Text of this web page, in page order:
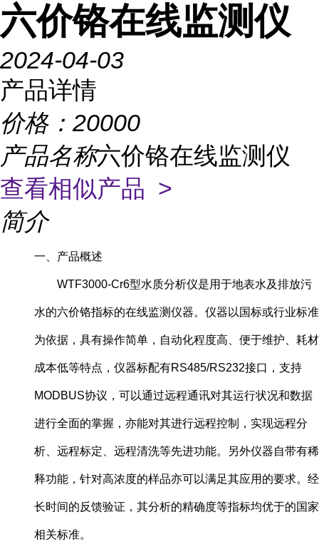
六价铬在线监测仪
2024-04-03
产品详情
价格： 20000
产品名称六价铬在线监测仪
查看相似产品 >
简介
一、产品概述
WTF3000-Cr6型水质分析仪是用于地表水及排放污
水的六价铬指标的在线监测仪器。仪器以国标或行业标准
为依据，具有操作简单，自动化程度高、便于维护、耗材
成本低等特点，仪器标配有RS485/RS232接口，支持
MODBUS协议，可以通过远程通讯对其运行状况和数据
进行全面的掌握，亦能对其进行远程控制，实现远程分
析、远程标定、远程清洗等先进功能。另外仪器自带有稀
释功能，针对高浓度的样品亦可以满足其应用的要求。经
长时间的反馈验证，其分析的精确度等指标均优于的国家
相关标准。